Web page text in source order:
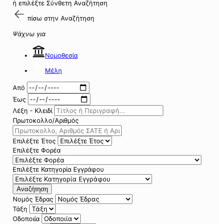
ή επιλέξτε Σύνθετη Αναζήτηση
πίσω στην Αναζήτηση
Ψάχνω για
Νομοθεσία
Μέλη
Από
Έως
Λέξη - Κλειδί
Πρωτοκολλο/Αριθμός
Επιλέξτε Έτος
Επιλέξτε Φορέα
Επιλέξτε Κατηγορία Εγγράφου
Αναζήτηση
Νομός Έδρας
Τάξη
Οδοποιία